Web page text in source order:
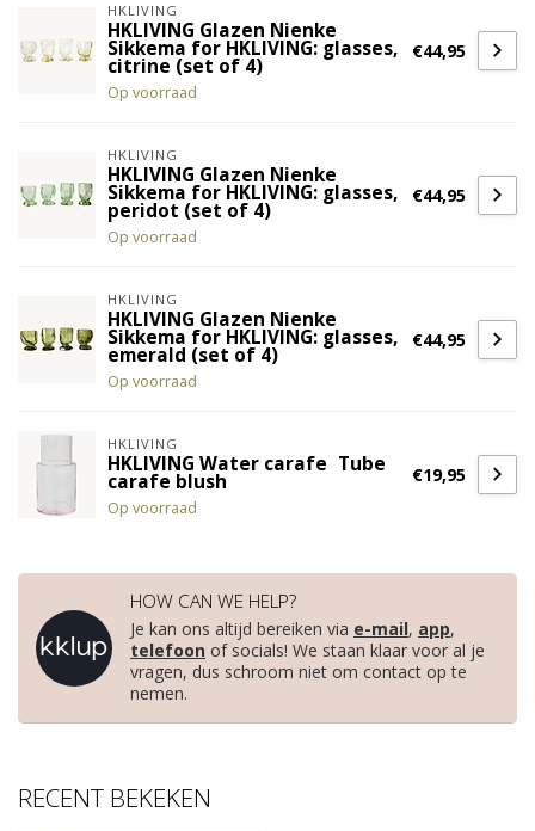
HKLIVING
HKLIVING Glazen Nienke
Sikkema for HKLIVING: glasses,
citrine (set of 4)
Op voorraad
€44,95
HKLIVING
HKLIVING Glazen Nienke
Sikkema for HKLIVING: glasses,
peridot (set of 4)
Op voorraad
€44,95
HKLIVING
HKLIVING Glazen Nienke
Sikkema for HKLIVING: glasses,
emerald (set of 4)
Op voorraad
€44,95
HKLIVING
HKLIVING Water carafe Tube
carafe blush
Op voorraad
€19,95
HOW CAN WE HELP?
Je kan ons altijd bereiken via e-mail, app,
telefoon of socials! We staan klaar voor al je
vragen, dus schroom niet om contact op te
nemen.
RECENT BEKEKEN